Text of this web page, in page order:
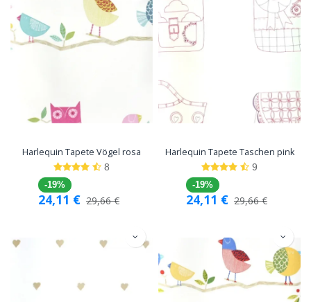
Harlequin Tapete Vögel rosa
8
-19%
24,11 € 29,66€
Harlequin Tapete Taschen pink
9
-19%
24,11 € 29,66€